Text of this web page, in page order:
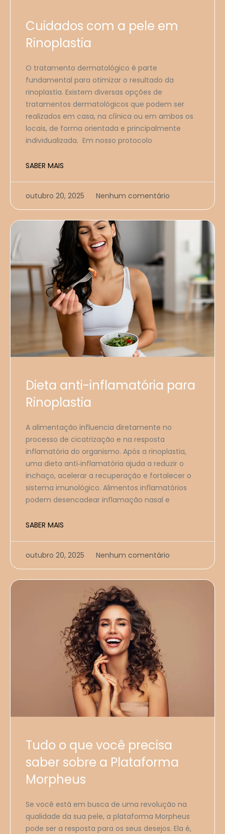
Cuidados com a pele em
Rinoplastia
O tratamento dermatológico é parte
fundamental para otimizar o resultado da
rinoplastia. Existem diversas opções de
tratamentos dermatológicos que podem ser
realizados em casa, na clínica ou em ambos os
locais, de forma orientada e principalmente
individualizada. Em nosso protocolo
SABER MAIS
outubro 20, 2025 Nenhum comentário
Dieta anti-inflamatória para
Rinoplastia
A alimentação influencia diretamente no
processo de cicatrização e na resposta
inflamatória do organismo. Após a rinoplastia,
uma dieta anti‑inflamatória ajuda a reduzir o
inchaço, acelerar a recuperação e fortalecer o
sistema imunológico. Alimentos inflamatórios
podem desencadear inflamação nasal e
SABER MAIS
outubro 20, 2025 Nenhum comentário
Tudo o que você precisa
saber sobre a Plataforma
Morpheus
Se você está em busca de uma revolução na
qualidade da sua pele, a plataforma Morpheus
pode ser a resposta para os seus desejos. Ela é,